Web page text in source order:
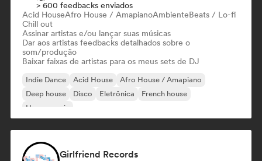
> 600 feedbacks enviados
Acid HouseAfro House / AmapianoAmbienteBeats / Lo-fi
Chill out
Assinar artistas e/ou lançar suas músicas
Dar aos artistas feedbacks detalhados sobre o
som/produção
Baixar faixas de artistas para os meus sets de DJ
Indie Dance Acid House
Afro House / Amapiano
Deep house
Disco Eletrônica
French house
House music
Girlfriend Records